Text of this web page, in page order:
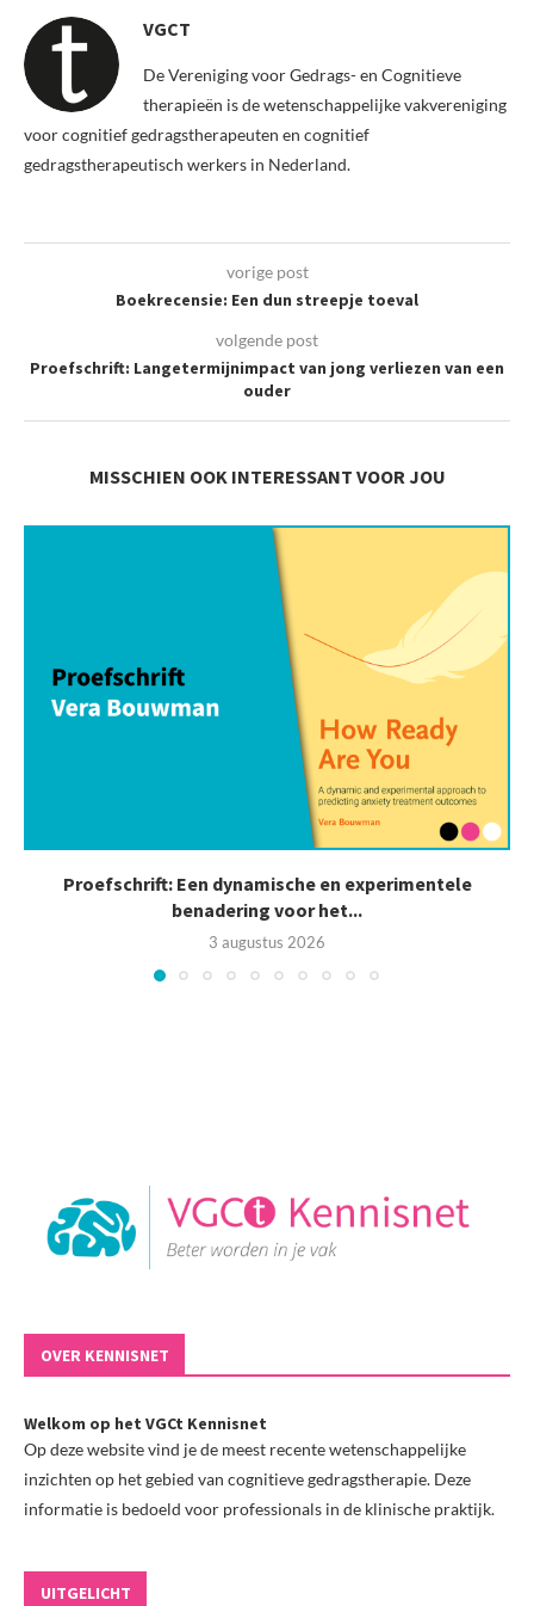
VGCT
De Vereniging voor Gedrags- en Cognitieve
therapieën is de wetenschappelijke vakvereniging
voor cognitief gedragstherapeuten en cognitief
gedragstherapeutisch werkers in Nederland.
vorige post
Boekrecensie: Een dun streepje toeval
volgende post
Proefschrift: Langetermijnimpact van jong verliezen van een
ouder
MISSCHIEN OOK INTERESSANT VOOR JOU
Proefschrift: Een dynamische en experimentele
benadering voor het...
3 augustus 2026
OVER KENNISNET
Welkom op het VGCt Kennisnet
Op deze website vind je de meest recente wetenschappelijke
inzichten op het gebied van cognitieve gedragstherapie. Deze
informatie is bedoeld voor professionals in de klinische praktijk.
UITGELICHT